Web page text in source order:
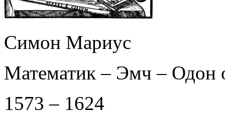
Симон Мариус
Математик – Эмч – Одон
1573 – 1624